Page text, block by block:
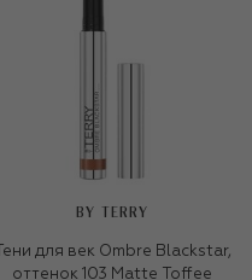
BY TERRY
Тени для век Ombre Blackstar,
оттенок 103 Matte Toffee